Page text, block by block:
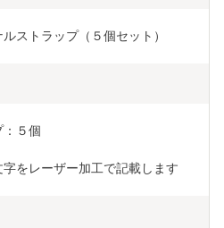
ストラップ（５個セット）
：５個
をレーザー加工で記載します